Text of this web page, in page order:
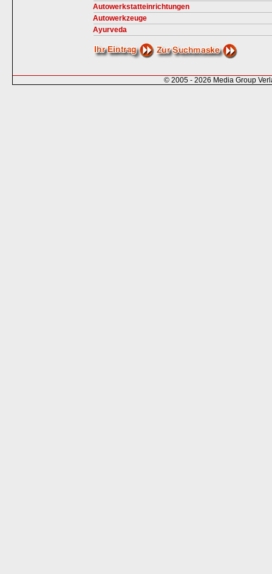
Autowerkstatteinrichtungen
Autowerkzeuge
Ayurveda
© 2005 - 2026 Media Group